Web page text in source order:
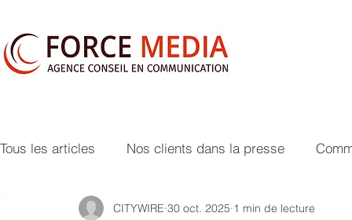
Tous les articles Nos clients dans la presse
CITYWIRE 30 oct. 2025 1 min de lecture